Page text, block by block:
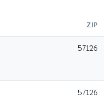
ZIP
57126
57126